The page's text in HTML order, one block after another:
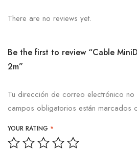
There are no reviews yet.
Be the first to review “Cable
2m”
Tu dirección de correo electrónico
campos obligatorios están marcados
YOUR RATING *